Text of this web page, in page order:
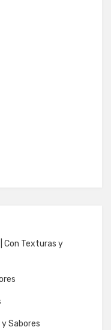
Con Texturas y
Sabores